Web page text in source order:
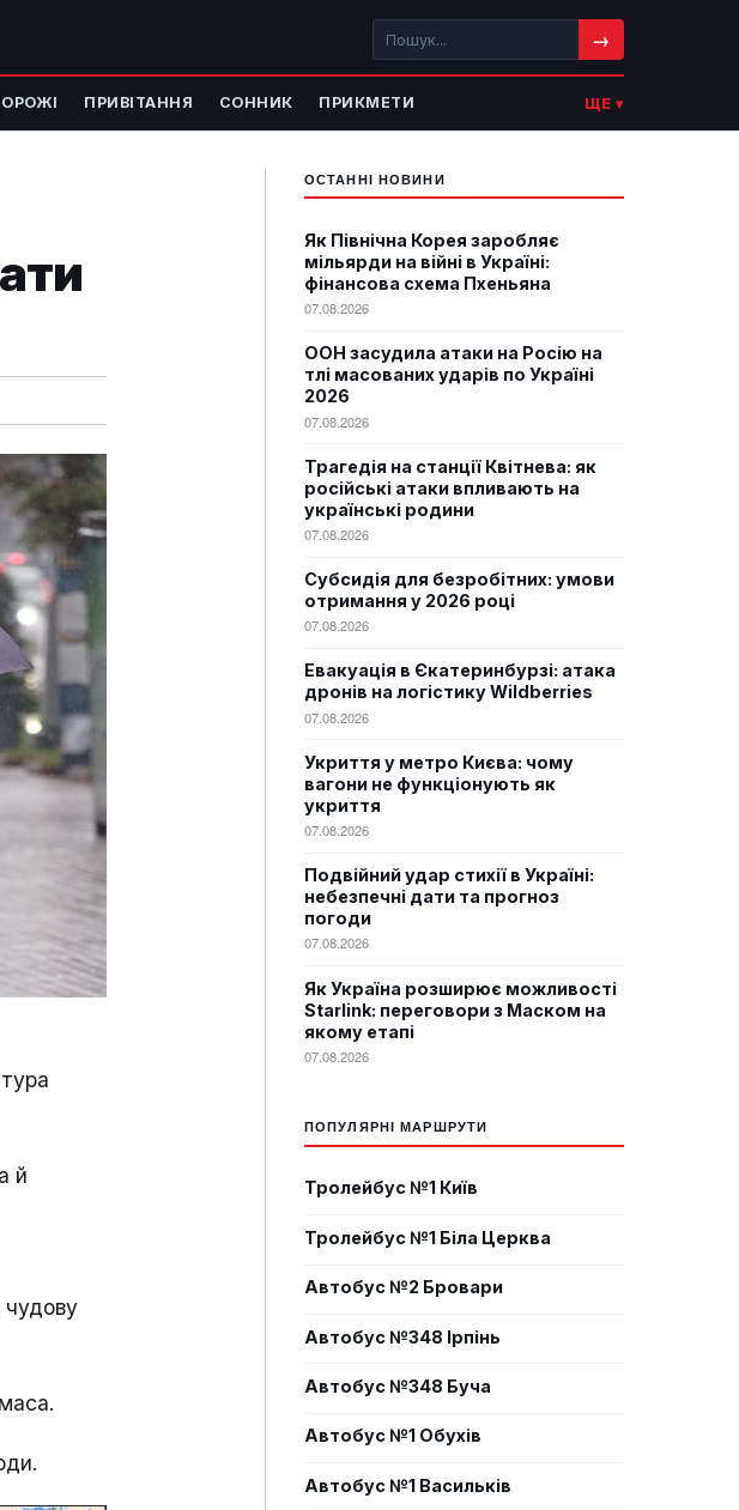
→
ПРИВІТАННЯ СОННИК ПРИКМЕТИ ЩЕ ▾
й
чудову
ОСТАННІ НОВИНИ
Як Північна Корея заробляє
мільярди на війні в Україні:
фінансова схема Пхеньяна
07.08.2026
ООН засудила атаки на Росію на
тлі масованих ударів по Україні
2026
07.08.2026
Трагедія на станції Квітнева: як
російські атаки впливають на
українські родини
07.08.2026
Субсидія для безробітних: умови
отримання у 2026 році
07.08.2026
Евакуація в Єкатеринбурзі: атака
дронів на логістику Wildberries
07.08.2026
Укриття у метро Києва: чому
вагони не функціонують як
укриття
07.08.2026
Подвійний удар стихії в Україні:
небезпечні дати та прогноз
погоди
07.08.2026
Як Україна розширює можливості
Starlink: переговори з Маском на
якому етапі
07.08.2026
ПОПУЛЯРНІ МАРШРУТИ
Тролейбус №1 Київ
Тролейбус №1 Біла Церква
Автобус №2 Бровари
Автобус №348 Ірпінь
Автобус №348 Буча
Автобус №1 Обухів
Автобус №1 Васильків